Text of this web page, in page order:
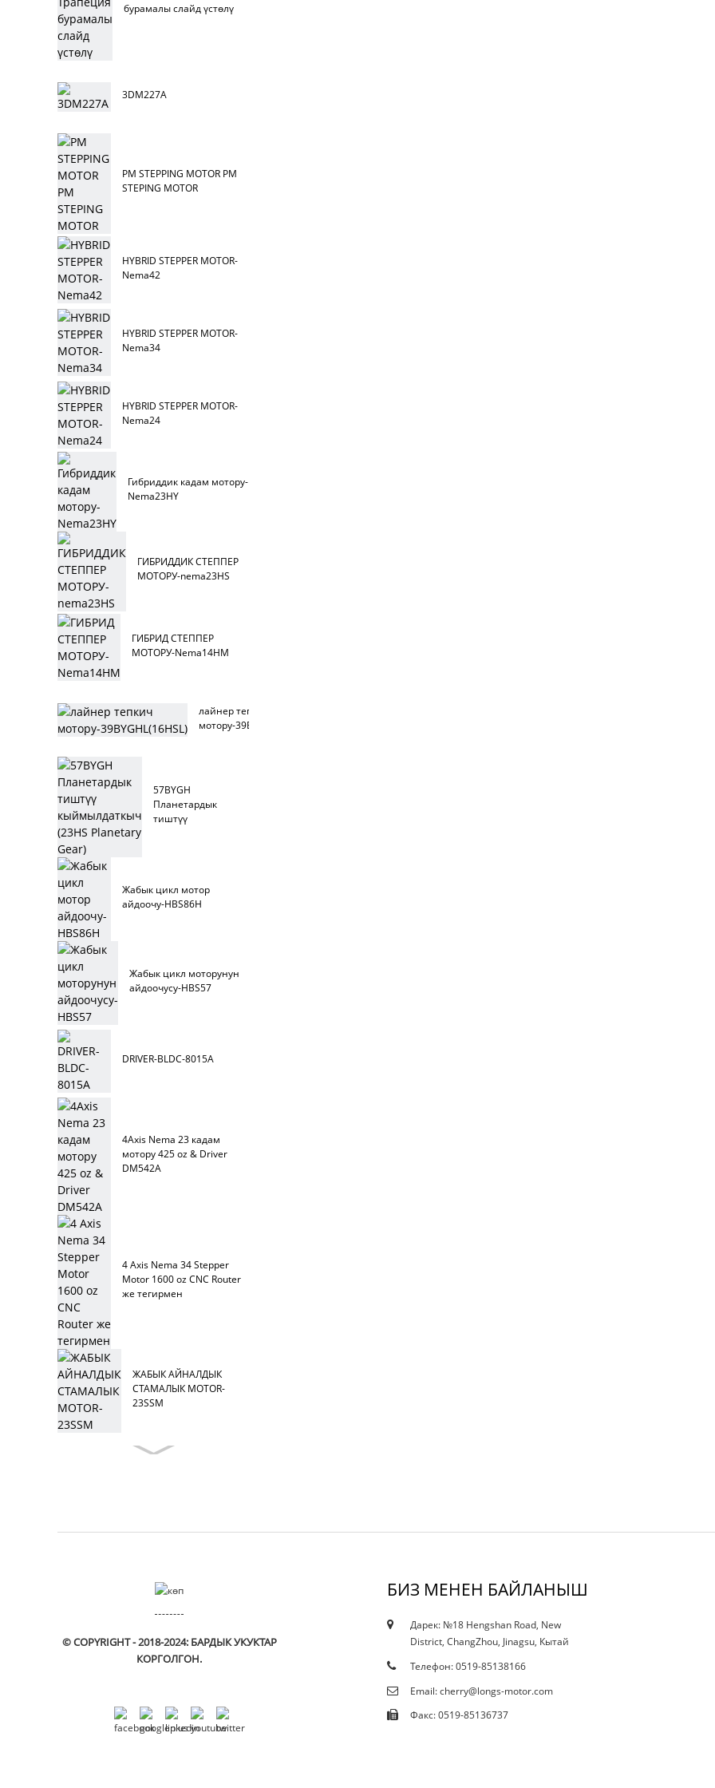
бурамалы слайд үстөлү
3DM227A
PM STEPPING MOTOR PM
STEPING MOTOR
HYBRID STEPPER MOTOR-
Nema42
HYBRID STEPPER MOTOR-
Nema34
HYBRID STEPPER MOTOR-
Nema24
Гибриддик кадам мотору-
Nema23HY
ГИБРИДДИК СТЕППЕР
МОТОРУ-nema23HS
ГИБРИД СТЕППЕР
МОТОРУ-Nema14HM
лайнер тепкич
мотору-39BYGHL(16HSL)
57BYGH
Планетардык
тиштүү
Жабык цикл мотор
айдоочу-HBS86H
Жабык цикл моторунун
айдоочусу-HBS57
DRIVER-BLDC-8015A
4Axis Nema 23 кадам
мотору 425 oz & Driver
DM542A
4 Axis Nema 34 Stepper
Motor 1600 oz CNC Router
же тегирмен
ЖАБЫК АЙНАЛДЫК
СТАМАЛЫК MOTOR-
23SSM
© COPYRIGHT - 2018-2024: БАРДЫК УКУКТАР
КОРГОЛГОН.
БИЗ МЕНЕН БАЙЛАНЫШ
Дарек: №18 Hengshan Road, New
District, ChangZhou, Jinagsu, Кытай
Телефон: 0519-85138166
Email: cherry@longs-motor.com
Факс: 0519-85136737
18/10/19
Сертификаттар